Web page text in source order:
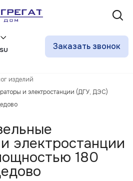
Заказать звонок
изделий
и электростанции (ДГУ, ДЭС)
электростанции
180